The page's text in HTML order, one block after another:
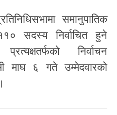
समानुपातिक
सदस्य निर्वाचित हुने
निर्वाचन
माघ ६ गते उम्मेदवारको